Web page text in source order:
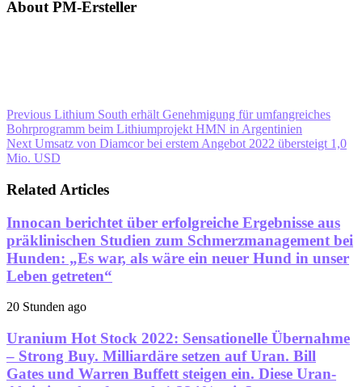
About PM-Ersteller
Previous Lithium South erhält Genehmigung für umfangreiches
Bohrprogramm beim Lithiumprojekt HMN in Argentinien
Next Umsatz von Diamcor bei erstem Angebot 2022 übersteigt 1,0
Mio. USD
Related Articles
Innocan berichtet über erfolgreiche Ergebnisse aus
präklinischen Studien zum Schmerzmanagement bei
Hunden: „Es war, als wäre ein neuer Hund in unser
Leben getreten“
20 Stunden ago
Uranium Hot Stock 2022: Sensationelle Übernahme
– Strong Buy. Milliardäre setzen auf Uran. Bill
Gates und Warren Buffett steigen ein. Diese Uran-